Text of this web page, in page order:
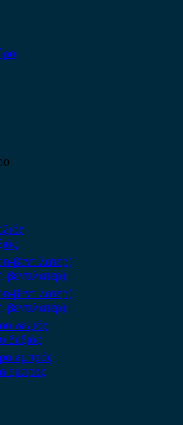
δεξιός
εμπρός